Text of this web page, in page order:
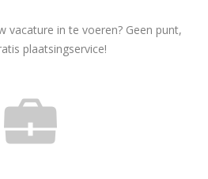
vacature in te voeren? Geen punt,
plaatsingservice!